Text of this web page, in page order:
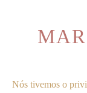
Nós tivemos o